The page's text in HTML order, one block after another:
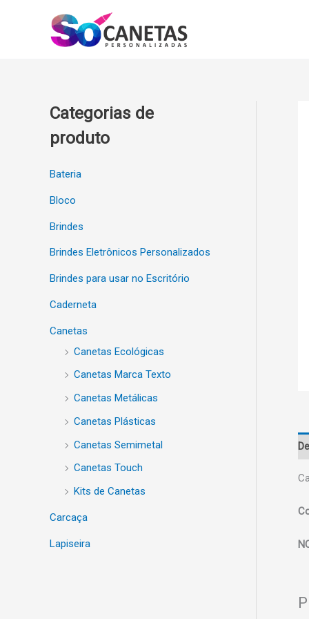
Categorias de
produto
Bateria
Bloco
Brindes
Brindes Eletrônicos Personalizados
Brindes para usar no Escritório
Caderneta
Canetas
Canetas Ecológicas
Canetas Marca Texto
Canetas Metálicas
Canetas Plásticas
Canetas Semimetal
Canetas Touch
Kits de Canetas
Carcaça
Lapiseira